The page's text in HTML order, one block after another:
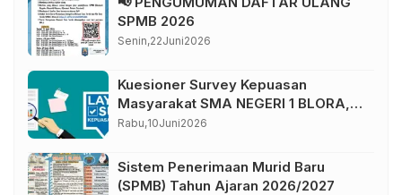
SPMB 2026
Senin,22Juni2026
Kuesioner Survey Kepuasan
Masyarakat SMA NEGERI 1 BLORA,
Cabang Dinas Pendidikan Wilayah IV
Rabu,10Juni2026
Sistem Penerimaan Murid Baru
(SPMB) Tahun Ajaran 2026/2027